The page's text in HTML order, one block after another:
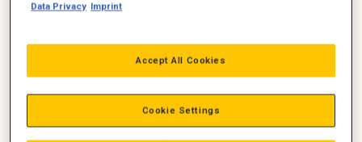
Bæredygtighed får konstant større betydning. Zeppelin
Danmark står hver dag overfor voksende efterspørgsel efter
Data Privacy Imprint
Accept All Cookies
Cookie Settings